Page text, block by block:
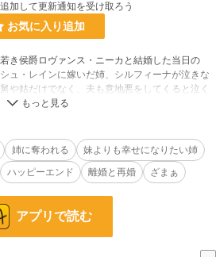
加して更新通知を受け取ろう
お気に入り追加
き侯爵ロヴァンス・ニーカと結婚した当日の
ュ・レインに嫁いだ姉、シルフィーナが泣きな
や姑だけでなく、夫も意地悪をしてくると泣く
戻らないシルフィーナと暮らしていくうちに心
シルフィーナを迎えに来たアシュに、ファリア
したいと告げ、アシュもシルフィーナとの離婚
ルフィーナだけを可愛がっている。自分が実家
。
行き場もないため、レイン家に足を踏み入れた
る人間は、みなファリアーナに優しい。聞いて
姉に奪われる
妹よりも幸せになりたい姉
ハッピーエンド 離婚と再婚 ざまぁ
アプリで読む